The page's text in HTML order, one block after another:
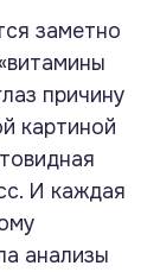
заметно
причину
картиной
И каждая
анализы